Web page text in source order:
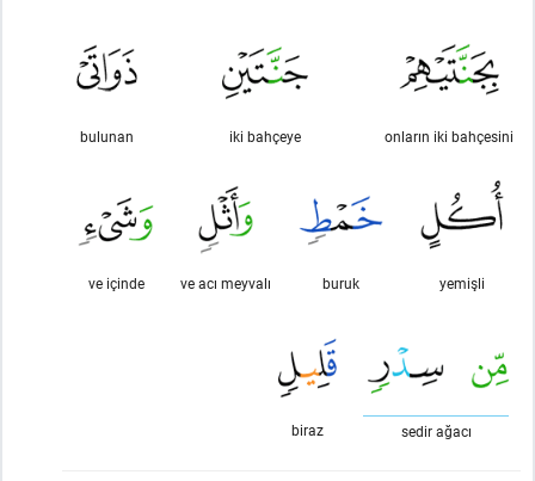
onların iki bahçesini
iki bahçeye
bulunan
yemişli
buruk
ve acı meyvalı
ve içinde
sedir ağacı
biraz